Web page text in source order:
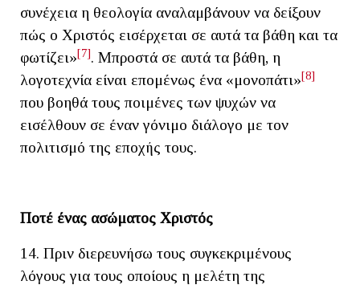
συνέχεια η θεολογία αναλαμβάνουν να δείξουν
πώς ο Χριστός εισέρχεται σε αυτά τα βάθη και τα
φωτίζει»[7]. Μπροστά σε αυτά τα βάθη, η
λογοτεχνία είναι επομένως ένα «μονοπάτι»[8]
που βοηθά τους ποιμένες των ψυχών να
εισέλθουν σε έναν γόνιμο διάλογο με τον
πολιτισμό της εποχής τους.
Ποτέ ένας ασώματος Χριστός
14. Πριν διερευνήσω τους συγκεκριμένους
λόγους για τους οποίους η μελέτη της